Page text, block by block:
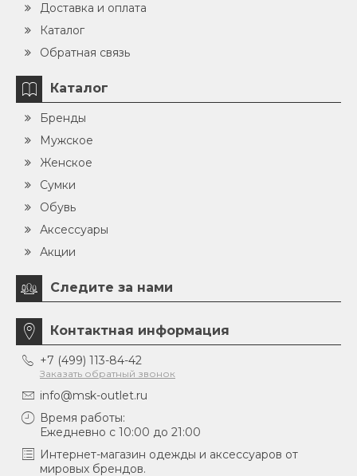
Доставка и оплата
Каталог
Обратная связь
Каталог
Бренды
Мужское
Женское
Сумки
Обувь
Аксессуары
Акции
Следите за нами
Контактная информация
+7 (499) 113-84-42
Заказать обратный звонок
info@msk-outlet.ru
Время работы:
Ежедневно с 10:00 до 21:00
Интернет-магазин одежды и аксессуаров от
мировых брендов.